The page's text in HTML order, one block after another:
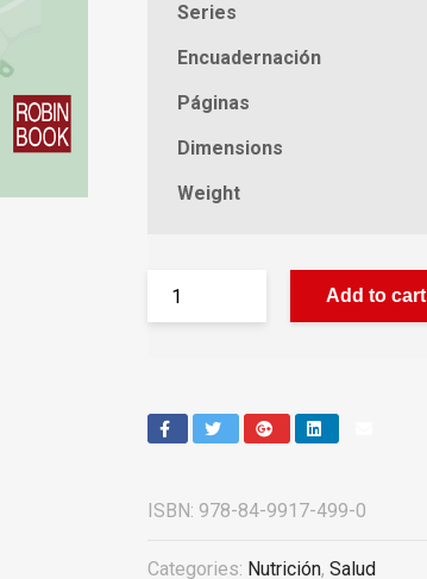
Series
Encuadernación
Páginas
Dimensions
Weight
Add to cart
ISBN: 978-84-9917-499-0
Categories: Nutrición, Salud